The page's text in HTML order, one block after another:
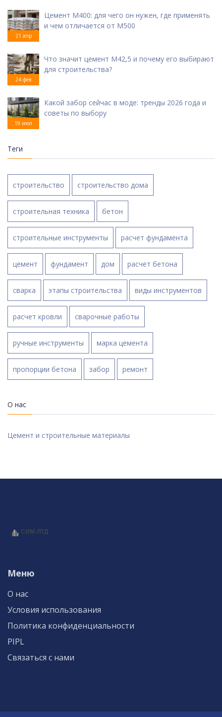
21 апр
Цемент М400: для чего он нужен, где применять
и чем отличается от М500
24 фев
Что значит цемент М42,5 и почему его выбирают
для строительства?
19 июл
Какой забор сейчас в моде: тренды 2026 года и
советы по выбору
Теги
строительство строительство дома
строительная техника бетон
строительные инструменты расчет фундамента
цемент фундамент дом расчет бетона
сварка этапы строительства виды инструментов
расчет кровли сварочные работы
ручные инструменты марка цемента
пропорции бетона забор ремонт
О нас
Цемент и строительные материалы
Меню
О нас
Условия использования
Политика конфиденциальности
PIPL
Связаться с нами